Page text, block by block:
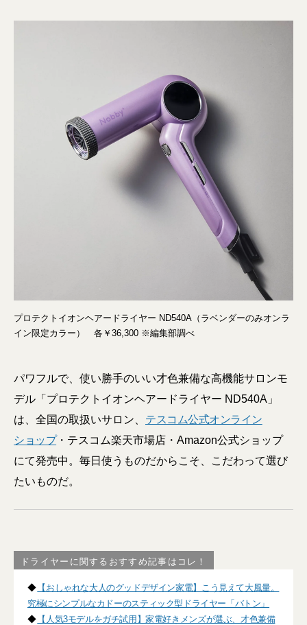
プロテクトイオンヘアードライヤー ND540A（ラベンダーのみオンラ
イン限定カラー） 各￥36,300 ※編集部調べ
パワフルで、使い勝手のいい才色兼備な高機能サロンモ
デル「プロテクトイオンヘアードライヤー ND540A」
は、全国の取扱いサロン、 テスコム公式オンライン
ショップ・テスコム楽天市場店・Amazon公式ショップ
にて発売中。毎日使うものだからこそ、こだわって選び
たいものだ。
ドライヤーに関するおすすめ記事はコレ！
◆ 【おしゃれな大人のグッドデザイン家電】こう見えて大風量。
究極にシンプルなカドーのスティック型ドライヤー「バトン」
◆ 【人気3モデルをガチ試用】家電好きメンズが選ぶ、才色兼備